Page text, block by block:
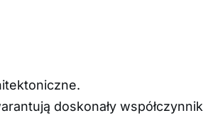
doskonały współczynnik